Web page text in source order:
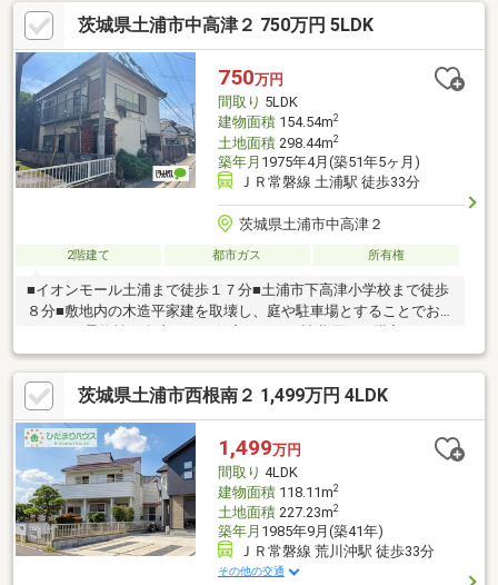
載。太陽光設備も屋根にあり電力として利用し節電に。●オール
電化仕様だから安心して暮らせます。●長期優良住宅も取得済で
す。●日当たりが良いから家庭菜園で収穫野菜を食べるのも素敵
です。●敷地は広々１８４坪。駐車台数は４台以上可能●令和５年
９月築の美観美装な木造住宅。
茨城県土浦市中高津２ 750万円 5LDK
750万円
間取り 5LDK
建物面積154.54m2
土地面積298.44m2
築年月 1975年4月(築51年5ヶ月)
ＪＲ常磐線 土浦駅 徒歩33分
茨城県土浦市中高津２
2階建て 都市ガス 所有権
■イオンモール土浦まで徒歩１７分■土浦市下高津小学校まで徒歩
８分■敷地内の木造平家建を取壊し、庭や駐車場とすることでお
流れ、税金や補助金などマイホーム全般に関するご質問等FPによ
る事前相談受付中！店内ではキッズスペースのほかおむつ交換台
をご用意◎お子様連れでも安心です♪
茨城県土浦市西根南２ 1,499万円 4LDK
1,499万円
間取り 4LDK
建物面積118.11m2
土地面積227.23m2
築年月 1985年9月(築41年)
ＪＲ常磐線 荒川沖駅 徒歩33分
その他の交通